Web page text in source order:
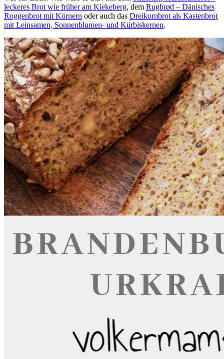
leckeres Brot wie früher am Kiekeberg, dem Rugbrød – Dänisches
Roggenbrot mit Körnern oder auch das Dreikornbrot als Kastenbrot
mit Leinsamen, Sonnenblumen- und Kürbiskernen.